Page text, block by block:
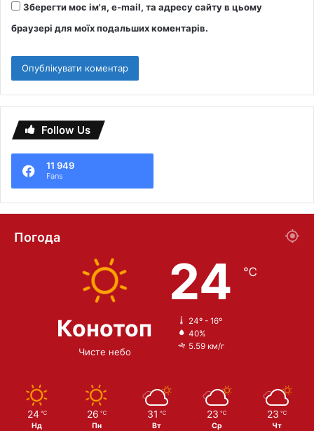
Зберегти моє ім'я, e-mail, та адресу сайту в цьому
браузері для моїх подальших коментарів.
Follow Us
11 949
Fans
Погода
Конотоп
Чисте небо
24 ℃
24º - 16º
40%
5.59 км/г
24 ℃
Нд
26 ℃
Пн
31 ℃
Вт
23 ℃
Ср
23 ℃
Чт